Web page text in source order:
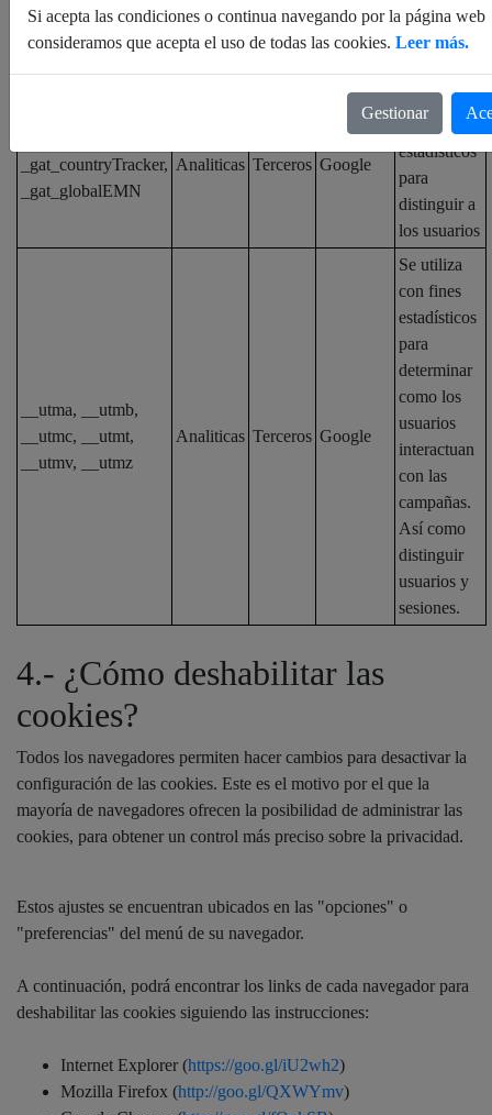
Nombre Tipo
Propia /
Proveedor Descripción
_gat_countryTracker,
_gat_globalEMN
Analiticas Terceros Google
Se utiliza
con fines
estadísticos
para
distinguir a
los usuarios
__utma, __utmb,
__utmc, __utmt,
__utmv, __utmz
Analiticas Terceros Google
Se utiliza
con fines
estadísticos
para
determinar
como los
usuarios
interactuan
con las
campañas.
Así como
distinguir
usuarios y
sesiones.
4.- ¿Cómo deshabilitar las
cookies?
Todos los navegadores permiten hacer cambios para desactivar la
configuración de las cookies. Este es el motivo por el que la
mayoría de navegadores ofrecen la posibilidad de administrar las
cookies, para obtener un control más preciso sobre la privacidad.
Estos ajustes se encuentran ubicados en las "opciones" o
"preferencias" del menú de su navegador.
A continuación, podrá encontrar los links de cada navegador para
deshabilitar las cookies siguiendo las instrucciones:
Internet Explorer (https://goo.gl/iU2wh2)
Mozilla Firefox (http://goo.gl/QXWYmv)
Si acepta las condiciones o continua navegando por la página web
consideramos que acepta el uso de todas las cookies. Leer más.
Gestionar